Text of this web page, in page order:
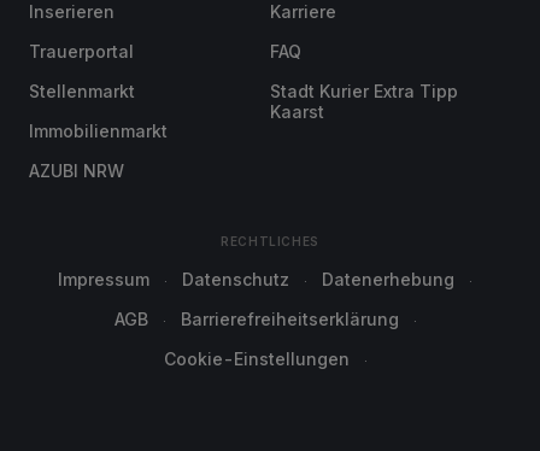
Inserieren
Trauerportal
Stellenmarkt
Immobilienmarkt
AZUBI NRW
Karriere
FAQ
Stadt Kurier Extra Tipp
Kaarst
RECHTLICHES
Impressum Datenschutz
Datenerhebung
AGB
Barrierefreiheitserklärung
Cookie-Einstellungen